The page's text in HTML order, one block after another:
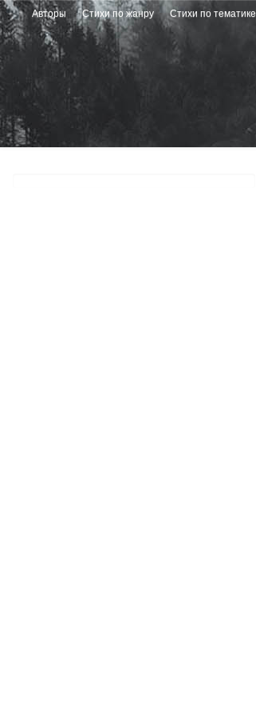
Перейти
к
основному
содержанию
Авторы Стихи по жанру Стихи по тематике